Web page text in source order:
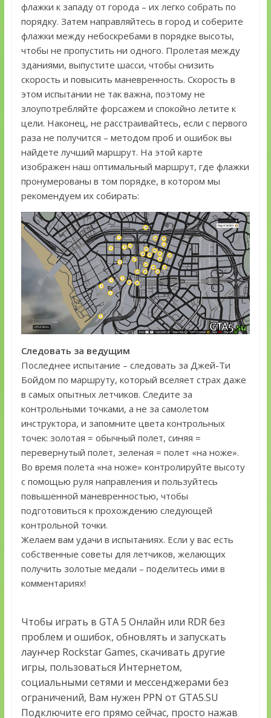
флажки к западу от города – их легко собрать по
порядку. Затем направляйтесь в город и соберите
флажки между небоскребами в порядке высоты,
чтобы не пропустить ни одного. Пролетая между
зданиями, выпустите шасси, чтобы снизить
скорость и повысить маневренность. Скорость в
этом испытании не так важна, поэтому не
злоупотребляйте форсажем и спокойно летите к
цели. Наконец, не расстраивайтесь, если с первого
раза не получится – методом проб и ошибок вы
найдете лучший маршрут. На этой карте
изображен наш оптимальный маршрут, где флажки
пронумерованы в том порядке, в котором мы
рекомендуем их собирать:
Следовать за ведущим
Последнее испытание – следовать за Джей-Ти
Бойдом по маршруту, который вселяет страх даже
в самых опытных летчиков. Следите за
контрольными точками, а не за самолетом
инструктора, и запомните цвета контрольных
точек: золотая = обычный полет, синяя =
перевернутый полет, зеленая = полет «на ноже».
Во время полета «на ноже» контролируйте высоту
с помощью руля направления и пользуйтесь
повышенной маневренностью, чтобы
подготовиться к прохождению следующей
контрольной точки.
Желаем вам удачи в испытаниях. Если у вас есть
собственные советы для летчиков, желающих
получить золотые медали – поделитесь ими в
комментариях!
Чтобы играть в GTA 5 Онлайн или RDR без
проблем и ошибок, обновлять и запускать
лаунчер Rockstar Games, скачивать другие
игры, пользоваться Интернетом,
социальными сетями и мессенджерами без
ограничений, Вам нужен PPN от GTA5.SU
Подключите его прямо сейчас, просто нажав